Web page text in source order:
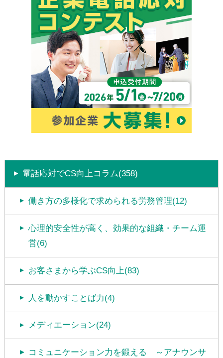
電話応対でCS向上コラム(358)
働き方の多様化で求められる労務管理(12)
心理的安全性が高く、効果的な組織・チーム運
営(6)
お客さまから学ぶCS向上(83)
人を動かすことば力(4)
メディエーション(24)
コミュニケーション力を鍛える ～アナウンサ